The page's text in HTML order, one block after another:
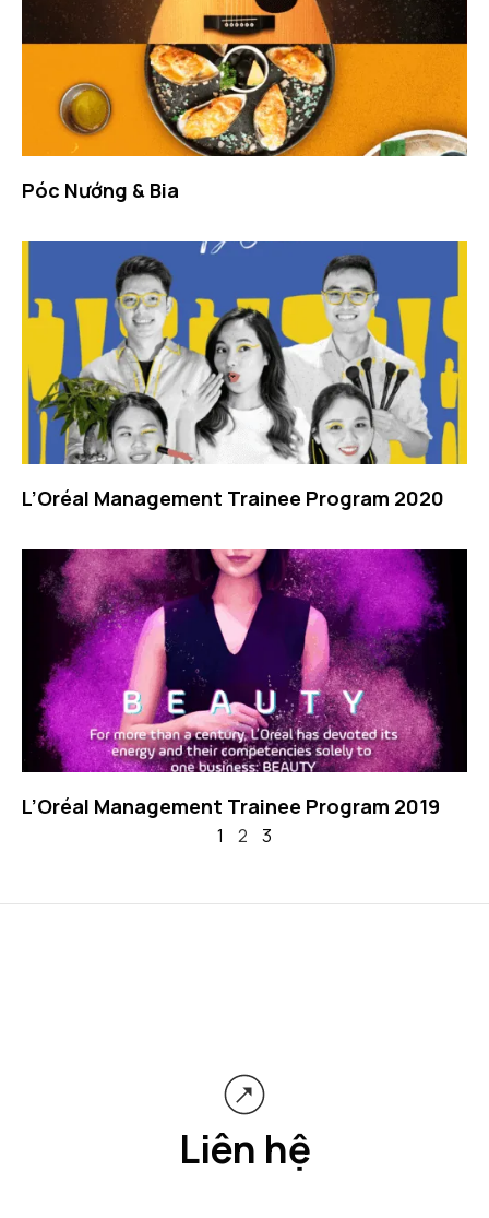
Póc Nướng & Bia
L’Oréal Management Trainee Program 2020
L’Oréal Management Trainee Program 2019
1 2 3
Liên hệ